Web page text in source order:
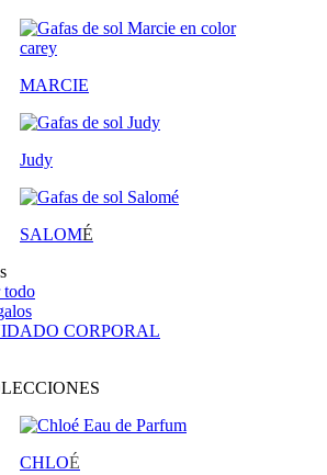
MARCIE
Judy
SALOMÉ
todo
CORPORAL
CHLOÉ